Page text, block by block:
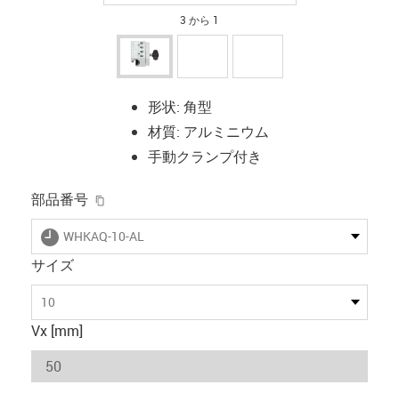
3 から 1
形状: 角型
材質: アルミニウム
手動クランプ付き
部品番号
igus-icon-lieferzeit
WHKAQ-10-AL
サイズ
10
Vx [mm]